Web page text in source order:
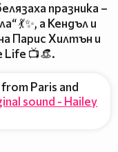
празника –
💃✨, а Кендъл и
Парис Хилтън и
Life 📺👒.
Paris and
sound - Hailey